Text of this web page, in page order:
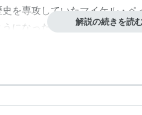
を専攻していたマイケル・ペ
になった。1964年には、学
組でケンブリッジ大学出身の
解説の続きを読